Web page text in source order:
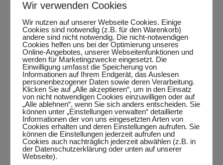
Zum Kalender hinzufügen
DETAILS
Datum:
Februar 6
Wir verwenden Cookies
Wir nutzen auf unserer Webseite Cookies. Einige
Cookies sind notwendig (z.B. für den Warenkorb)
andere sind nicht notwendig. Die nicht-notwendigen
Cookies helfen uns bei der Optimierung unseres
Online-Angebotes, unserer Webseitenfunktionen und
werden für Marketingzwecke eingesetzt. Die
Einwilligung umfasst die Speicherung von
Informationen auf Ihrem Endgerät, das Auslesen
personenbezogener Daten sowie deren Verarbeitung.
Klicken Sie auf „Alle akzeptieren“, um in den Einsatz
von nicht notwendigen Cookies einzuwilligen oder auf
„Alle ablehnen“, wenn Sie sich anders entscheiden. Sie
können unter „Einstellungen verwalten“ detaillierte
Informationen der von uns eingesetzten Arten von
Cookies erhalten und deren Einstellungen aufrufen. Sie
können die Einstellungen jederzeit aufrufen und
Cookies auch nachträglich jederzeit abwählen (z.B. in
der Datenschutzerklärung oder unten auf unserer
Webseite).